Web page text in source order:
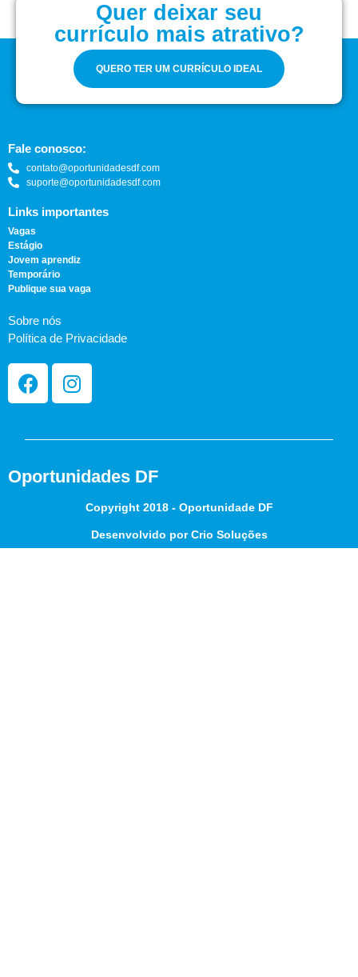
Quer deixar seu
currículo mais atrativo?
QUERO TER UM CURRÍCULO IDEAL
Fale conosco:
contato@oportunidadesdf.com
suporte@oportunidadesdf.com
Links importantes
Vagas
Estágio
Jovem aprendiz
Temporário
Publique sua vaga
Sobre nós
Política de Privacidade
Oportunidades DF
Copyright 2018 - Oportunidade DF
Desenvolvido por Crio Soluções